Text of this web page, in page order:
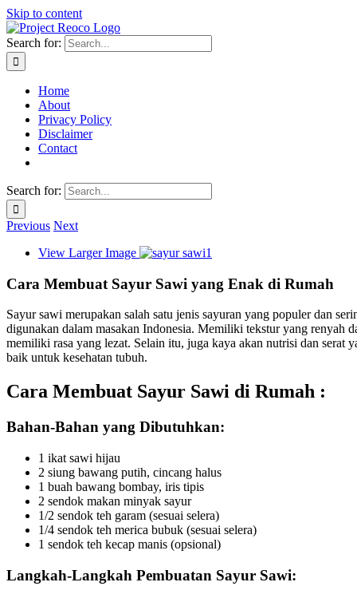
Skip to content
Search for:
Home
About
Privacy Policy
Disclaimer
Contact
Search for:
Previous Next
View Larger Image
Cara Membuat Sayur Sawi yang Enak di Rumah
Sayur sawi merupakan salah satu jenis sayuran yang populer dan
digunakan dalam masakan Indonesia. Memiliki tekstur yang renyah
memiliki rasa yang lezat. Selain itu, juga kaya akan nutrisi dan serat
baik untuk kesehatan tubuh.
Cara Membuat Sayur Sawi di Rumah :
Bahan-Bahan yang Dibutuhkan:
1 ikat sawi hijau
2 siung bawang putih, cincang halus
1 buah bawang bombay, iris tipis
2 sendok makan minyak sayur
1/2 sendok teh garam (sesuai selera)
1/4 sendok teh merica bubuk (sesuai selera)
1 sendok teh kecap manis (opsional)
Langkah-Langkah Pembuatan Sayur Sawi: